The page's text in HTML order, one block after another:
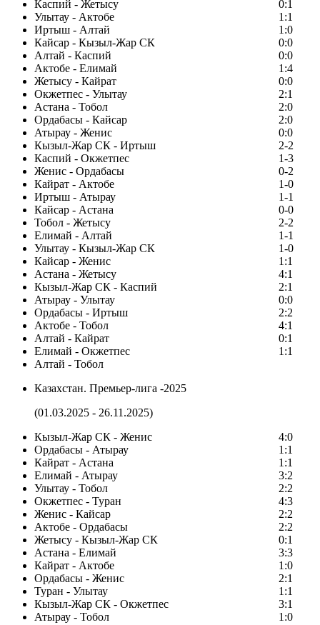
Каспий - Жетысу
0:1
Улытау - Актобе
1:1
Иртыш - Алтай
1:0
Кайсар - Кызыл-Жар СК
0:0
Алтай - Каспий
0:0
Актобе - Елимай
1:4
Жетысу - Кайрат
0:0
Окжетпес - Улытау
2:1
Астана - Тобол
2:0
Ордабасы - Кайсар
2:0
Атырау - Женис
0:0
Кызыл-Жар СК - Иртыш
2-2
Каспий - Окжетпес
1-3
Женис - Ордабасы
0-2
Кайрат - Актобе
1-0
Иртыш - Атырау
1-1
Кайсар - Астана
0-0
Тобол - Жетысу
2-2
Елимай - Алтай
1-1
Улытау - Кызыл-Жар СК
1-0
Кайсар - Женис
1:1
Астана - Жетысу
4:1
Кызыл-Жар СК - Каспий
2:1
Атырау - Улытау
0:0
Ордабасы - Иртыш
2:2
Актобе - Тобол
4:1
Алтай - Кайрат
0:1
Елимай - Окжетпес
1:1
Алтай - Тобол
Казахстан. Премьер-лига -2025
(01.03.2025 - 26.11.2025)
Кызыл-Жар СК - Женис
4:0
Ордабасы - Атырау
1:1
Кайрат - Астана
1:1
Елимай - Атырау
3:2
Улытау - Тобол
2:2
Окжетпес - Туран
4:3
Женис - Кайсар
2:2
Актобе - Ордабасы
2:2
Жетысу - Кызыл-Жар СК
0:1
Астана - Елимай
3:3
Кайрат - Актобе
1:0
Ордабасы - Женис
2:1
Туран - Улытау
1:1
Кызыл-Жар СК - Окжетпес
3:1
Атырау - Тобол
1:0